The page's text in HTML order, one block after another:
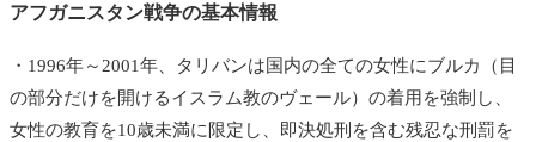
アフガニスタン戦争の基本情報
・1996年～2001年、タリバンは国内の全ての女性にブルカ（目
の部分だけを開けるイスラム教のヴェール）の着用を強制し、
女性の教育を10歳未満に限定し、即決処刑を含む残忍な刑罰を